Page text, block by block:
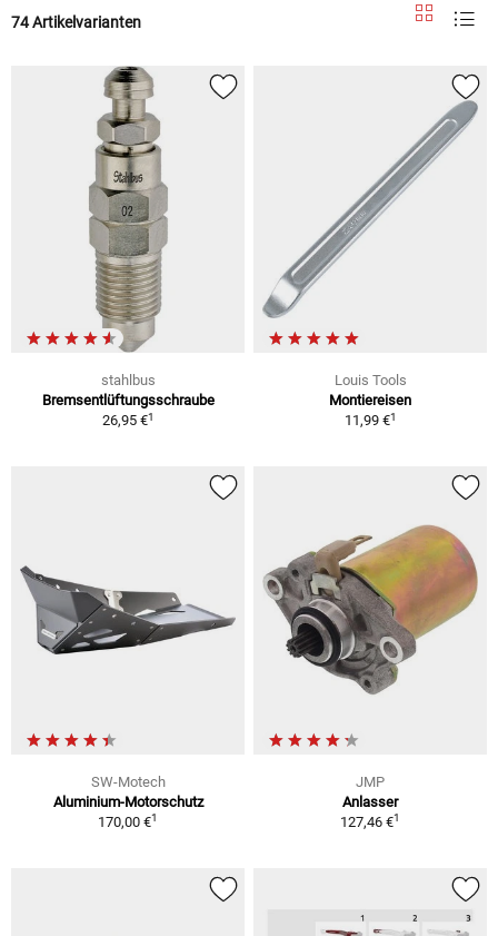
74 Artikelvarianten
stahlbus
Bremsentlüftungsschraube
26,95 €1
Louis Tools
Montiereisen
11,99 €1
SW-Motech
Aluminium-Motorschutz
170,00 €1
JMP
Anlasser
127,46 €1